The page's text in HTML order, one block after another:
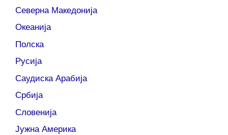
Северна Македонија
Океанија
Полска
Русија
Саудиска Арабија
Србија
Словенија
Јужна Америка